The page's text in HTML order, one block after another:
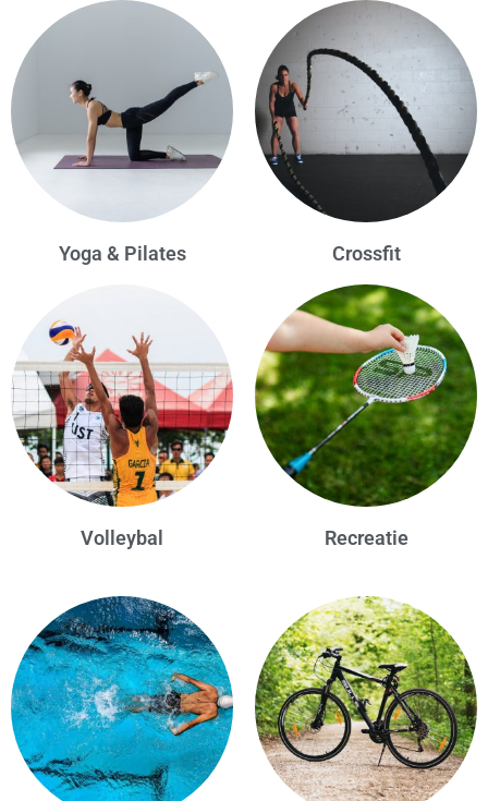
Yoga & Pilates Crossfit
Volleybal Recreatie